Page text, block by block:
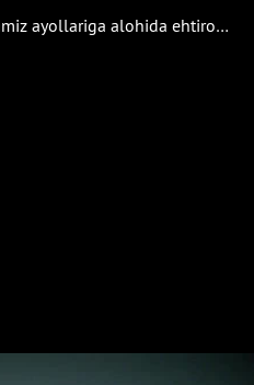
11-film — «Sohamiz ayollariga alohida ehtirom» turkumidan: «TOSHKENT MAGISTRAL ELEKTR TARMOQLARI» FILIALI